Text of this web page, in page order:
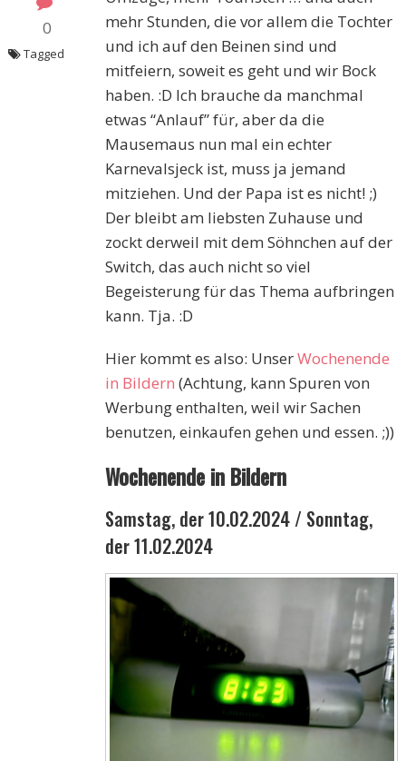
0
mehr Stunden, die vor allem die Tochter
und ich auf den Beinen sind und
mitfeiern, soweit es geht und wir Bock
haben. :D Ich brauche da manchmal
etwas “Anlauf” für, aber da die
Mausemaus nun mal ein echter
Karnevalsjeck ist, muss ja jemand
mitziehen. Und der Papa ist es nicht! ;)
Der bleibt am liebsten Zuhause und
zockt derweil mit dem Söhnchen auf der
Switch, das auch nicht so viel
Begeisterung für das Thema aufbringen
kann. Tja. :D
Hier kommt es also: UnserWochenende
in Bildern (Achtung, kann Spuren von
Werbung enthalten, weil wir Sachen
benutzen, einkaufen gehen und essen. ;))
Wochenende in Bildern
Samstag, der 10.02.2024 / Sonntag,
der 11.02.2024
Tagged